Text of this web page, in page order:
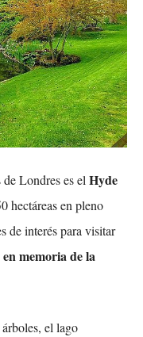
Londres es elHyde
hectáreas en pleno
de interés para visitar
memoria de la
el lago